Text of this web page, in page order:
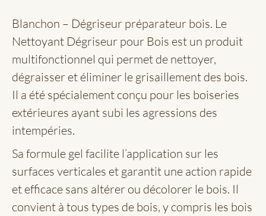
Blanchon – Dégriseur préparateur bois. Le
Nettoyant Dégriseur pour Bois est un produit
multifonctionnel qui permet de nettoyer,
dégraisser et éliminer le grisaillement des bois.
Il a été spécialement conçu pour les boiseries
extérieures ayant subi les agressions des
intempéries.
Sa formule gel facilite l’application sur les
surfaces verticales et garantit une action rapide
et efficace sans altérer ou décolorer le bois. Il
convient à tous types de bois, y compris les bois